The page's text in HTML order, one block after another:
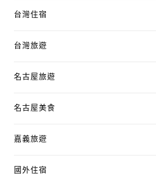
台灣住宿
台灣旅遊
名古屋旅遊
名古屋美食
嘉義旅遊
國外住宿